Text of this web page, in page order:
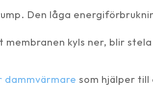
Den låga
kyls ner, blir
dammvärmare som hjälper